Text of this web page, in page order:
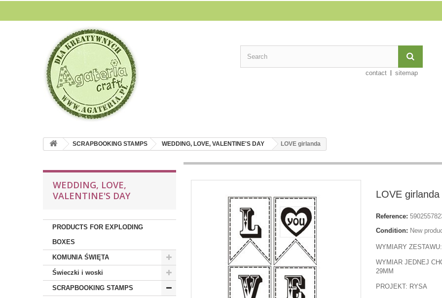
contact sitemap
SCRAPBOOKING STAMPS WEDDING, LOVE, VALENTINE'S DAY LOVE girlanda
WEDDING, LOVE,
VALENTINE'S DAY
PRODUCTS FOR EXPLODING
BOXES
KOMUNIA ŚWIĘTA
Świeczki i woski
SCRAPBOOKING STAMPS
LOVE girlanda
Reference:
Condition: New
WYMIARY
WYMIAR JEDNEJ
29MM
PROJEKT: RYSA